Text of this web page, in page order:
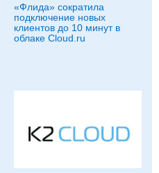
«Флида» сократила
подключение новых
клиентов до 10 минут в
облаке Cloud.ru